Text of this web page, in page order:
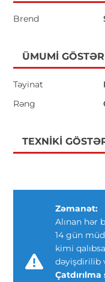
Brend
ÜMUMI
Təyinat
Rəng
TEXNIKI
Zəmanət:
Alınan hər
14 gün
kimi
dəyişdirilib